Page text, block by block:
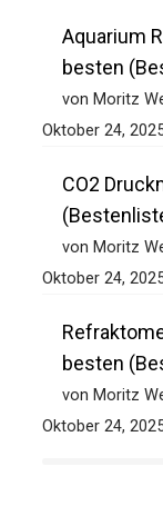
Aquarium
besten
von Moritz
Oktober 24,
CO2
von Moritz
Oktober 24,
besten
von Moritz
Oktober 24,